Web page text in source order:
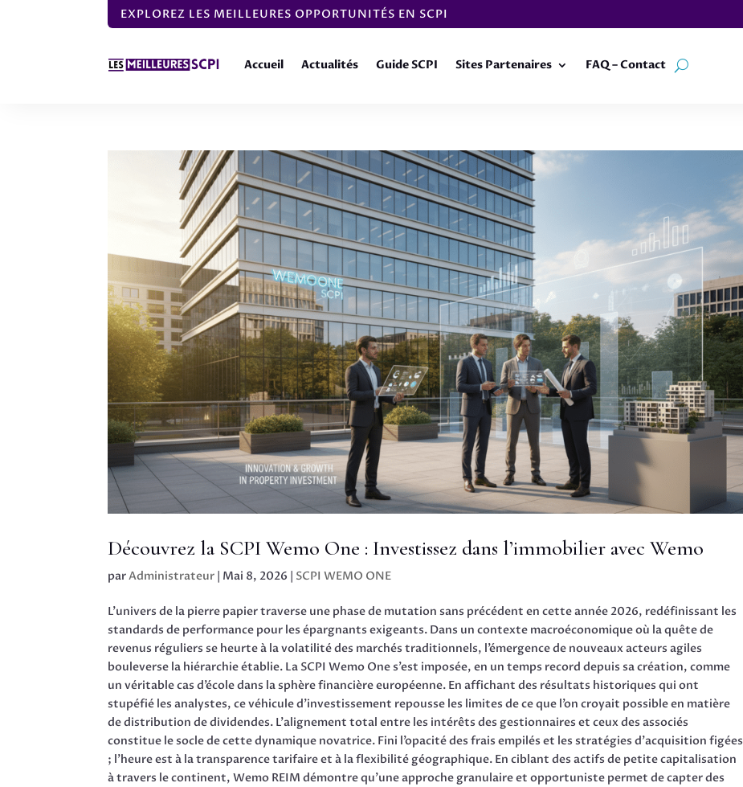
EXPLOREZ LES MEILLEURES OPPORTUNITÉS EN SCPI
Accueil Actualités Guide SCPI Sites Partenaires FAQ – Contact
Découvrez la SCPI Wemo One : Investissez dans l’immobilier avec Wemo
parAdministrateur | Mai 8, 2026 | SCPI WEMO ONE
L’univers de la pierre papier traverse une phase de mutation sans précédent en cette année 2026, redéfinissant les
standards de performance pour les épargnants exigeants. Dans un contexte macroéconomique où la quête de
revenus réguliers se heurte à la volatilité des marchés traditionnels, l’émergence de nouveaux acteurs agiles
bouleverse la hiérarchie établie. La SCPI Wemo One s’est imposée, en un temps record depuis sa création, comme
un véritable cas d’école dans la sphère financière européenne. En affichant des résultats historiques qui ont
stupéfié les analystes, ce véhicule d’investissement repousse les limites de ce que l’on croyait possible en matière
de distribution de dividendes. L’alignement total entre les intérêts des gestionnaires et ceux des associés
constitue le socle de cette dynamique novatrice. Fini l’opacité des frais empilés et les stratégies d’acquisition figées
; l’heure est à la transparence tarifaire et à la flexibilité géographique. En ciblant des actifs de petite capitalisation
à travers le continent, Wemo REIM démontre qu’une approche granulaire et opportuniste permet de capter des